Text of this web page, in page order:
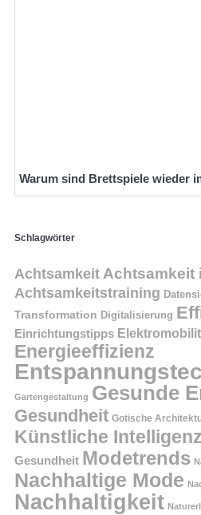
Warum sind Brettspiele wieder
Schlagwörter
Achtsamkeit Achtsamkeit
Achtsamkeitstraining
Transformation Digitalisierung
Einrichtungstipps
Energieeffizienz
Gartengestaltung Gesunde
Gesundheit Gotische
Künstliche Intelligenz
Gesundheit Modetrends
Nachhaltige Mode
Nachhaltigkeit